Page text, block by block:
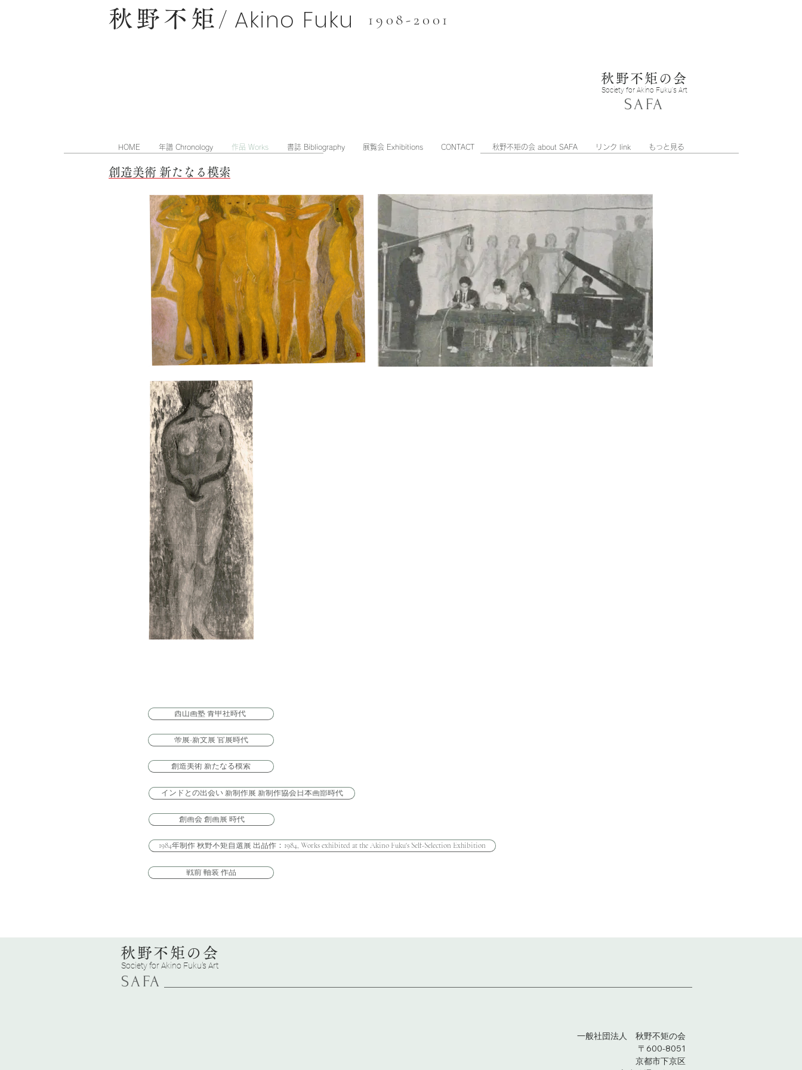
秋野不矩 / Akino Fuku 1908-2001
秋野不矩の会
Society for Akino Fuku's Art
SAFA
HOME 年譜 Chronology 作品 Works 書誌 Bibliography 展覧会 Exhibitions CONTACT 秋野不矩の会 about SAFA リンク link もっと見る
創造美術 新たなる模索
​西山画塾 青甲社時代
帝展-新文展 官展時代
創造美術 新たなる模索
インドとの出会い 新制作展 新制作協会日本画部時代
創画会 創画展 時代
1984年制作 秋野不矩自選展 出品作：1984, Works exhibited at the Akino Fuku's Self-Selection Exhibition
戦前 軸装 作品
秋野不矩の会
Society forAkino Fuku's Art
SAFA
一般社団法人 秋野不矩の会
〒 600-8051
京都市下京区